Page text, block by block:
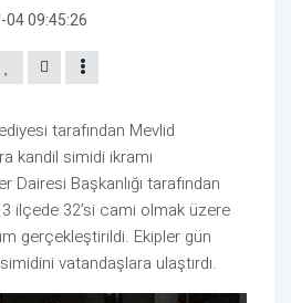
09:45:26
tarafından Mevlid
kandil simidi ikramı
Dairesi Başkanlığı tarafından
ilçede 32’si cami olmak üzere
gerçekleştirildi. Ekipler gün
vatandaşlara ulaştırdı.